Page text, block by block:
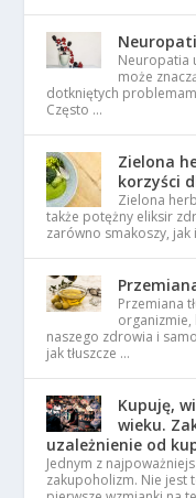
Neuropatia
może
dotkniętych
Często …
Zielona
korzyści
Zielona
także potężny eliksir
zarówno smakoszy,
Przemiana
organizmie,
naszego zdrowia i
jak tłuszcze …
Kupuję,
wieku.
uzależnienie od
Jednym z
zakupoholizm. Nie jest